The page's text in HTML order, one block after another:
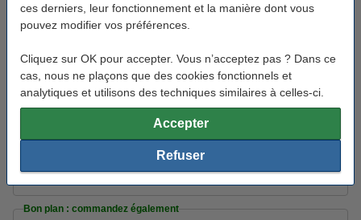
ces derniers, leur fonctionnement et la manière dont vous
pouvez modifier vos préférences.
Cliquez sur OK pour accepter. Vous n’acceptez pas ? Dans ce
cas, nous ne plaçons que des cookies fonctionnels et
analytiques et utilisons des techniques similaires à celles-ci.
Accepter
Refuser
3
Voir les spécifications et la description
En stock
87,50 € Commander
123encre imprimante de reçus RP-T100 avec 5x rouleau de
Bon plan : commandez également